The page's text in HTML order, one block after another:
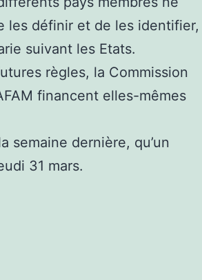
les définir et de les identifier,
suivant les Etats.
règles, la Commission
financent elles-mêmes
semaine dernière, qu’un
31 mars.